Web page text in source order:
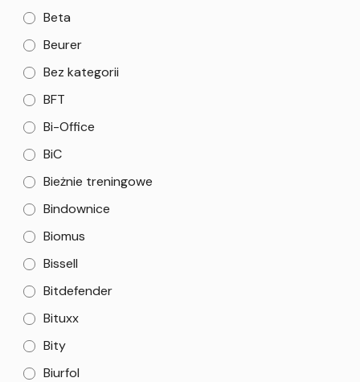
Beta
Beurer
Bez kategorii
BFT
Bi-Office
BiC
Bieżnie treningowe
Bindownice
Biomus
Bissell
Bitdefender
Bituxx
Bity
Biurfol